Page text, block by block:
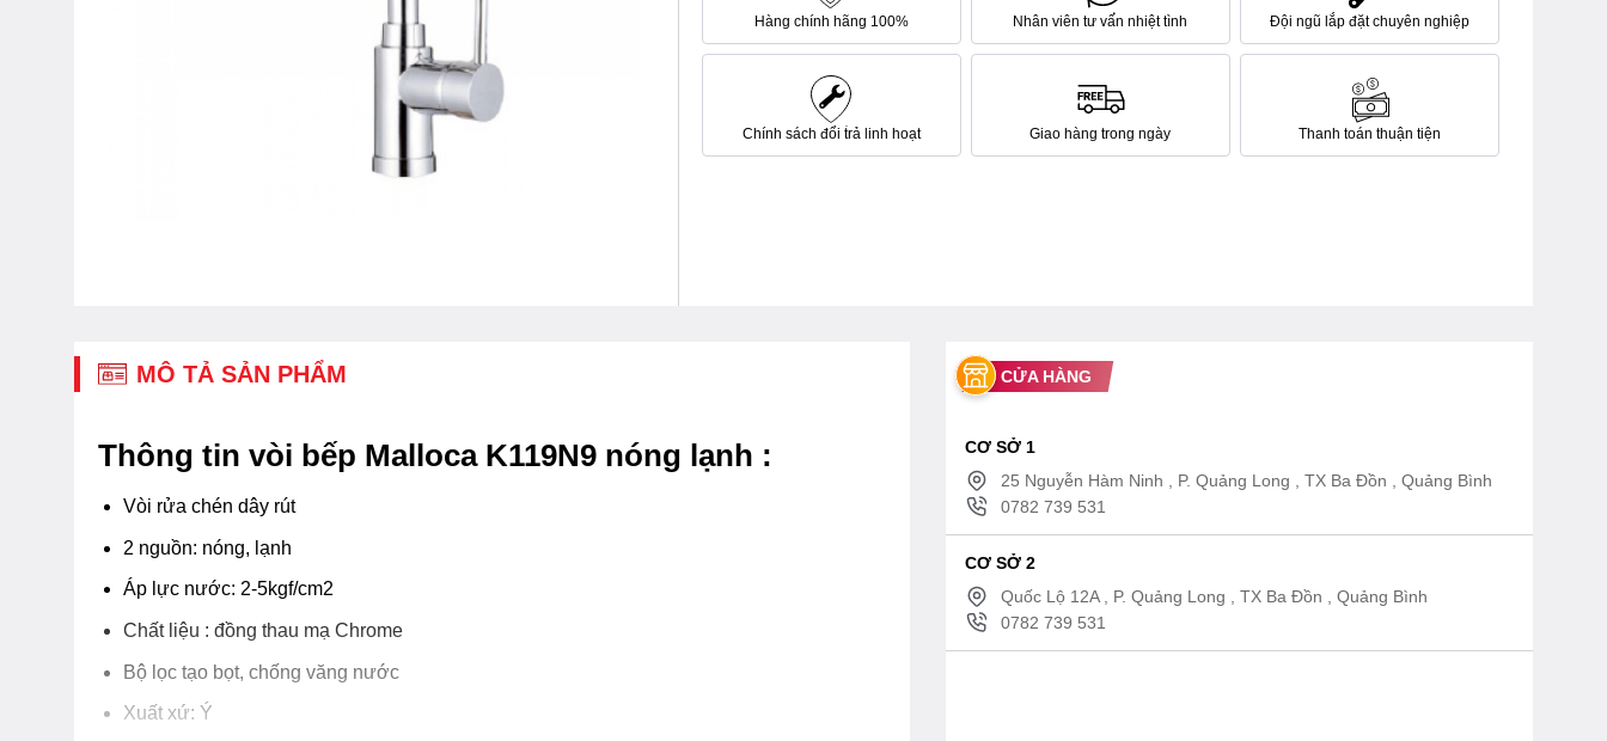
Hàng chính hãng 100% Nhân viên tư vấn nhiệt tình Đội ngũ lắp đặt chuyên nghiệp
Chính sách đổi trả linh hoạt Giao hàng trong ngày Thanh toán thuận tiện
MÔ TẢ SẢN PHẨM
Thông tin vòi bếp Malloca K119N9 nóng lạnh :
Vòi rửa chén dây rút
2 nguồn: nóng, lạnh
Áp lực nước: 2-5kgf/cm2
Chất liệu : đồng thau mạ Chrome
Bộ lọc tạo bọt, chống văng nước
Xuất xứ: Ý
CỬA HÀNG
CƠ SỞ 1
25 Nguyễn Hàm Ninh , P. Quảng Long , TX Ba Đồn , Quảng Bình
0782 739 531
CƠ SỞ 2
Quốc Lộ 12A , P. Quảng Long , TX Ba Đồn , Quảng Bình
0782 739 531